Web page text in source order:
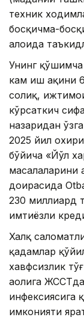
техник
босқичма-
алоҳида
Унинг қўшимча
кам иш ҳақини
солиқ,
кўрсаткич
назаридан
2025 йил
бўйича «Йўл
масалаларини
доирасида
230 миллиард
имтиёзли
Халқ
қадамлар
хавфсизлик
аҳолига
инфексиясига
имконияти